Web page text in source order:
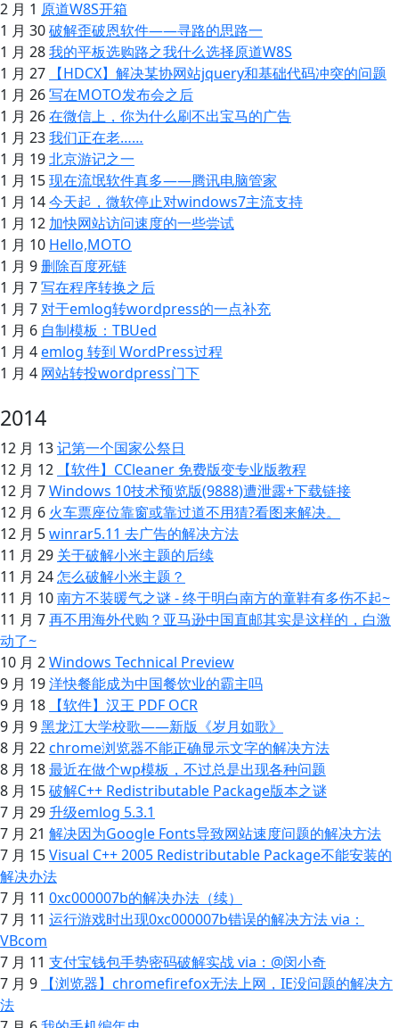
2 月 1 原道W8S开箱
1 月 30破解歪破恩软件——寻路的思路一
1 月 28我的平板选购路之我什么选择原道W8S
1 月 27
【HDCX】解决某协网站jquery和基础代码冲突的问题
1 月 26写在MOTO发布会之后
1 月 26在微信上，你为什么刷不出宝马的广告
1 月 23我们正在老……
1 月 19北京游记之一
1 月 15现在流氓软件真多——腾讯电脑管家
1 月 14今天起，微软停止对windows7主流支持
1 月 12 加快网站访问速度的一些尝试
1 月 10 Hello,MOTO
1 月 9删除百度死链
1 月 7写在程序转换之后
1 月 7对于emlog转wordpress的一点补充
1 月 6 自制模板：TBUed
1 月 4emlog 转到 WordPress过程
1 月 4 网站转投wordpress门下
2014
12 月 13记第一个国家公祭日
12 月 12
【软件】CCleaner 免费版变专业版教程
12 月 7Windows 10技术预览版(9888)遭泄露+下载链接
12 月 6 火车票座位靠窗或靠过道不用猜?看图来解决。
12 月 5winrar5.11 去广告的解决方法
11 月 29 关于破解小米主题的后续
11 月 24怎么破解小米主题？
11 月 10南方不装暖气之谜 - 终于明白南方的童鞋有多伤不起~
11 月 7再不用海外代购？亚马逊中国直邮其实是这样的，白激
动了~
10 月 2Windows Technical Preview
9 月 19洋快餐能成为中国餐饮业的霸主吗
9 月 18
【软件】汉王 PDF OCR
9 月 9黑龙江大学校歌——新版《岁月如歌》
8 月 22chrome浏览器不能正确显示文字的解决方法
8 月 18最近在做个wp模板，不过总是出现各种问题
8 月 15破解C++ Redistributable Package版本之谜
7 月 29 升级emlog 5.3.1
7 月 21 解决因为Google Fonts导致网站速度问题的解决方法
7 月 15Visual C++ 2005 Redistributable Package不能安装的
解决办法
7 月 11 0xc000007b的解决办法（续）
7 月 11 运行游戏时出现0xc000007b错误的解决方法 via：
VBcom
7 月 11 支付宝钱包手势密码破解实战 via：@闵小奇
7 月 9
【浏览器】chromefirefox无法上网，IE没问题的解决方
法